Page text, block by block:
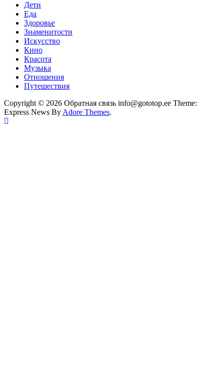
Дети
Еда
Здоровье
Знаменитости
Искусство
Кино
Красота
Музыка
Отношения
Путешествия
Copyright © 2026 Обратная связь info@gototop.ee Theme:
Express News By Adore Themes.